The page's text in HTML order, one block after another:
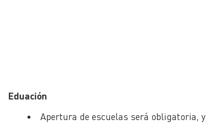
Eduación
Apertura de escuelas será obligatoria, y